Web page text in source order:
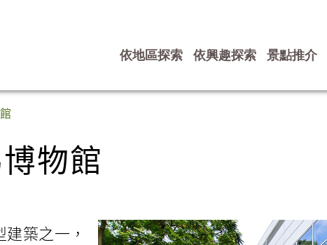
依地區探索 依興趣探索 景點推介
物館
物館
築之一，